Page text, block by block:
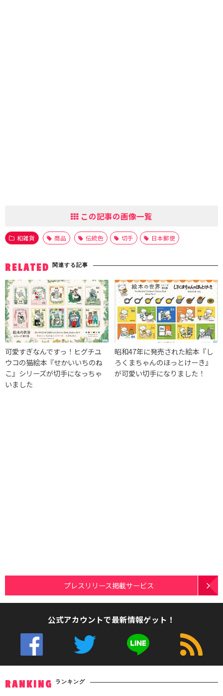
この記事の画像一覧
和雑貨 商品 伝統色 切手 日本郵便
RELATED 関連する記事
可愛すぎなんですっ！ヒグチユ
ウコの猫絵本『せかいいちのね
こ』シリーズが切手になっちゃ
いました
昭和47年に発売された絵本『し
ろくまちゃんのほっとけーき』
が可愛い切手になりました！
プレスリリース掲載サービス
公式アカウントで最新情報ゲット！
RANKING ランキング